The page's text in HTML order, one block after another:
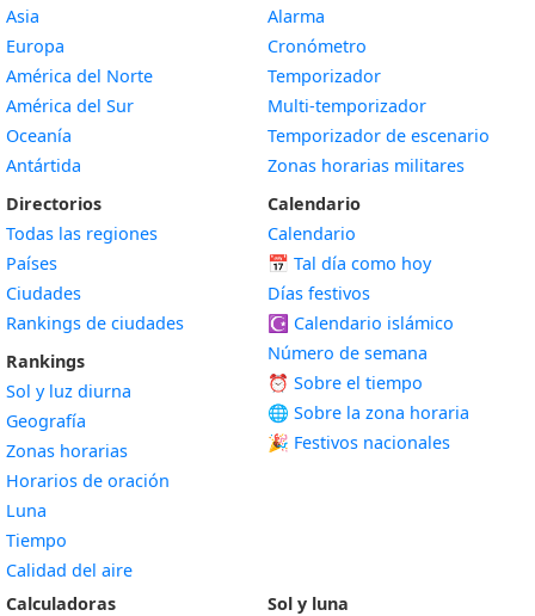
Asia
Europa
América del Norte
América del Sur
Oceanía
Antártida
Directorios
Todas las regiones
Países
Ciudades
Rankings de ciudades
Rankings
Sol y luz diurna
Geografía
Zonas horarias
Horarios de oración
Luna
Tiempo
Calidad del aire
Alarma
Cronómetro
Temporizador
Multi-temporizador
Temporizador de escenario
Zonas horarias militares
Calendario
Calendario
📅 Tal día como hoy
Días festivos
☪️ Calendario islámico
Número de semana
⏰ Sobre el tiempo
🌐 Sobre la zona horaria
🎉 Festivos nacionales
Calculadoras
Sol y luna